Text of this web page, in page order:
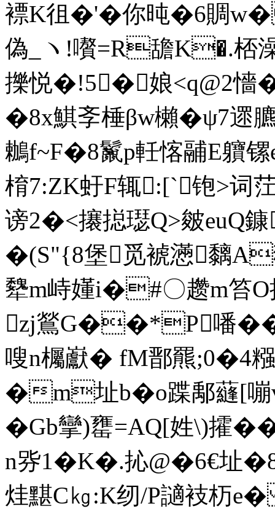
褾K徂�'�你旽�6賙
偽_ヽ!嚽=R舚K�.桮
擽悦�!5�娘< q@2懎
�8x鯕斈棰βw櫴�ψ7遝
鶒f~F�8鬣p軠愘鬴E軉
棛7:ZK虶F辄:[` 铇>词
谤2�<攐搃璱Q>皴euQ
�(S"{8堡觅裭懣黐
犩m峙嬞i�#〇趱m笞
zj鶑G��*P噃
嗖 n欘巚� fM鄑羆;0�4
�m址b�o蹀鄅蘕
�Gb攣)罋=AQ[姓\)
n哛1�K�.抋@�6€址
烓黮C㎏:K纫/P讁衼